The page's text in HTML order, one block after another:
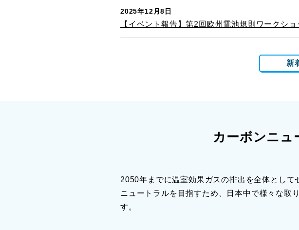
2025年12月8日
【イベント報告】第2回欧州電池規則ワークショ
新
カーボンニュ
2050年までに温室効果ガスの排出を全体として
ニュートラルを目指すため、日本中で様々な取
す。